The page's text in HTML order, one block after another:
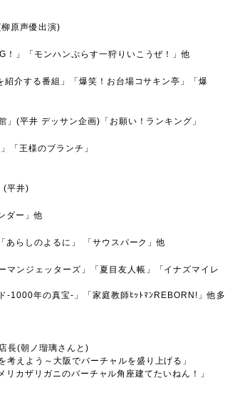
原声優出演)
！」「モンハンぷらす一狩りいこうぜ！」他
紹介する番組」「爆笑！お台場コサキン亭」「爆
」(平井 デッサン企画)「お願い！ランキング」
「王様のブランチ」
(平井)
ダー」他
らしのよるに」 「サウスパーク」他
マンジェッターズ」「夏目友人帳」「イナズマイレ
-1000年の真宝-」「家庭教師ﾋｯﾄﾏﾝREBORN!」他多
長(朝ノ瑠璃さんと)
考えよう～大阪でバーチャルを盛り上げる」
カザリガニのバーチャル角座建てたいねん！」